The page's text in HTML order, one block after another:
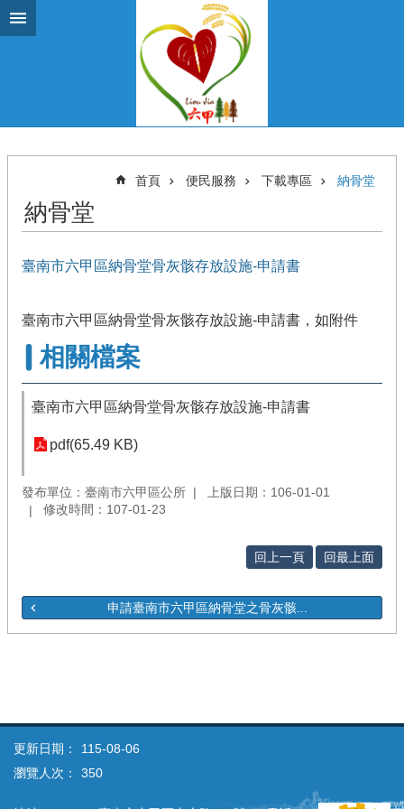
跳到主要內容區塊
首頁 便民服務 下載專區 納骨堂
納骨堂
臺南市六甲區納骨堂骨灰骸存放設施-申請書
臺南市六甲區納骨堂骨灰骸存放設施-申請書，如附件
相關檔案
臺南市六甲區納骨堂骨灰骸存放設施-申請書
pdf(65.49 KB)
發布單位：臺南市六甲區公所
上版日期：106-01-01
修改時間：107-01-23
回上一頁 回最上面
申請臺南市六甲區納骨堂之骨灰骸...
更新日期：
115-08-06
瀏覽人次：
350